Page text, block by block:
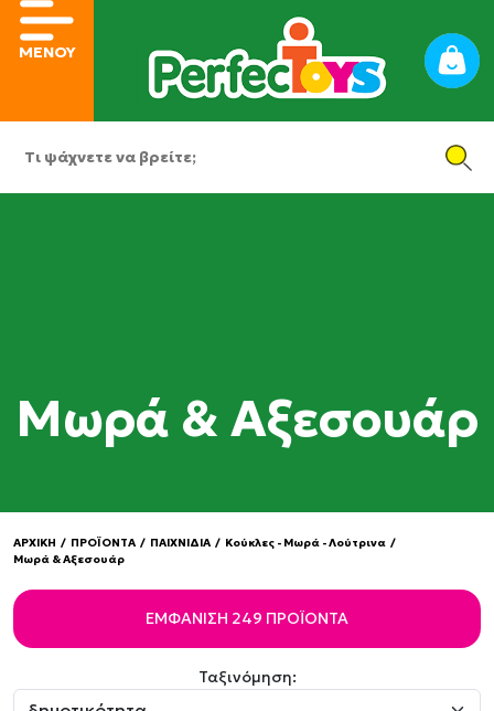
ΜΕΝΟΥ
Μωρά & Αξεσουάρ
ΑΡΧΙΚΗ / ΠΡΟΪΟΝΤΑ / ΠΑΙΧΝΙΔΙΑ / Κούκλες - Μωρά - Λούτρινα /
Μωρά & Αξεσουάρ
ΕΜΦΆΝΙΣΗ 249 ΠΡΟΪΌΝΤΑ
Ταξινόμηση: